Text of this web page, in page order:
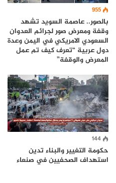
955
بالصور.. عاصمة السويد تشهد
وقفة ومعرض صور لجرائم العدوان
السعودي الامريكي في اليمن وعدة
دول عربية “تعرف كيف تم عمل
المعرض والوقفة”
144
حكومة التغيير والبناء تدين
استهداف الصحفيين في صنعاء